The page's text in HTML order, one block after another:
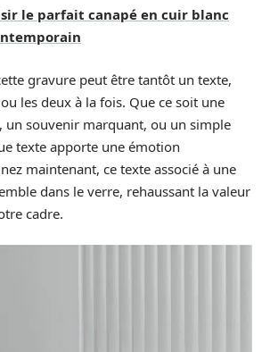
le parfait canapé en cuir blanc
gravure peut être tantôt un texte,
les deux à la fois. Que ce soit une
un souvenir marquant, ou un simple
texte apporte une émotion
maintenant, ce texte associé à une
dans le verre, rehaussant la valeur
cadre.